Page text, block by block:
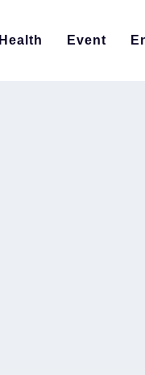
Health Event